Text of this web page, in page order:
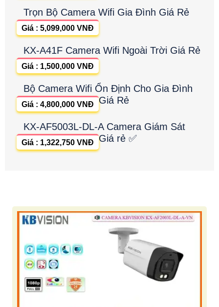
Trọn Bộ Camera Wifi Gia Đình Giá Rẻ
Giá : 5,099,000 VNĐ
KX-A41F Camera Wifi Ngoài Trời Giá Rẻ
Giá : 1,500,000 VNĐ
Bộ Camera Wifi Ổn Định Cho Gia Đình
Giá Rẻ
Giá : 4,800,000 VNĐ
KX-AF5003L-DL-A Camera Giám Sát
Giá rẻ ✅
Giá : 1,322,750 VNĐ